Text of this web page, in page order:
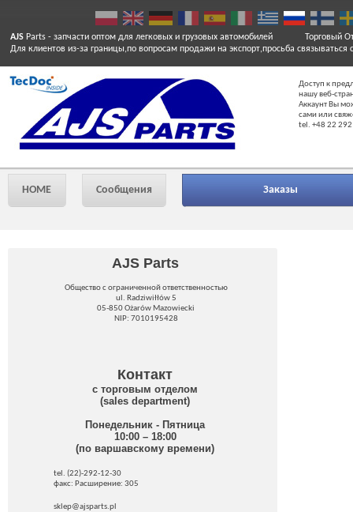
AJS Parts - запчасти оптом для легковых и грузовых автомобилей
Для клиентов из-за границы,по вопросам продажи на экспорт,просьба связываться
Торговый
Доступ к
нашу веб-
Аккаунт Вы
сами или
tel. +48 22
HOME Сообщения Заказы
AJS Parts
Общество с ограниченной ответственностью
ul. Radziwiłłów 5
05-850 Ożarów Mazowiecki
NIP: 7010195428
Контакт
с торговым отделом
(sales department)
Понедельник - Пятница
10:00 – 18:00
(по варшавскому времени)
tel. (22)-292-12-30
факс: Pасширение: 305
sklep@ajsparts.pl